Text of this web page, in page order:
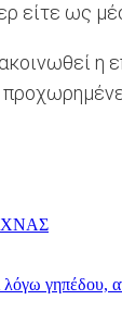
είτε ως
η
λόγω γηπέδου,